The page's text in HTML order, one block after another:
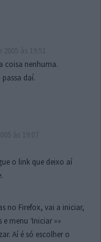
coisa nenhuma.
daí.
o link que deixo aí
no Firefox, vai a iniciar,
menu ‘Iniciar »»
Aí é só escolher o